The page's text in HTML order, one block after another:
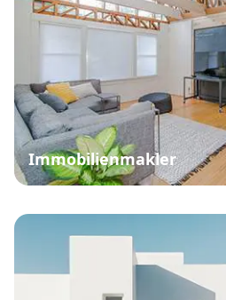
Immobilienmakler